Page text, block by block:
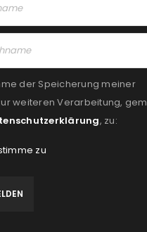
der Speicherung meiner
weiteren Verarbeitung,
, zu:
zu